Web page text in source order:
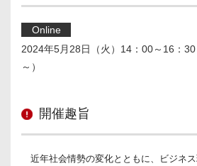
Online
2024年5月28日（火）14：00～16：
～）
開催趣旨
近年社会情勢の変化とともに、ビジネ